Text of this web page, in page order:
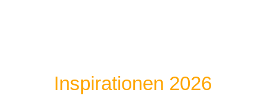
Inspirationen 2026